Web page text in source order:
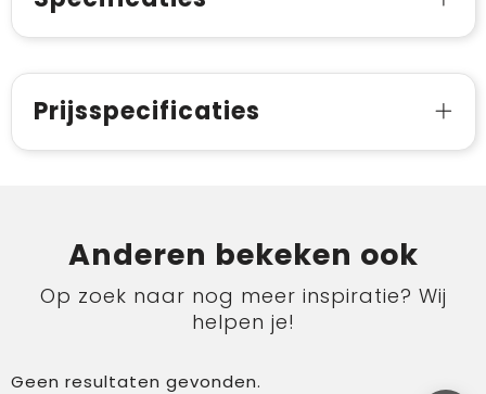
Prijsspecificaties
Anderen bekeken ook
Op zoek naar nog meer inspiratie? Wij
helpen je!
Geen resultaten gevonden.